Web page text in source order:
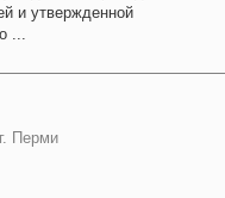
и утвержденной
...
Перми